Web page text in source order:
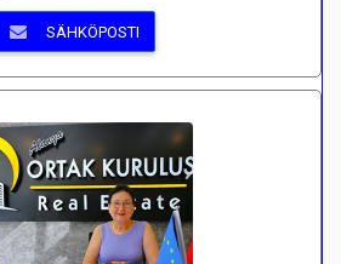
SÄHKÖPOSTI